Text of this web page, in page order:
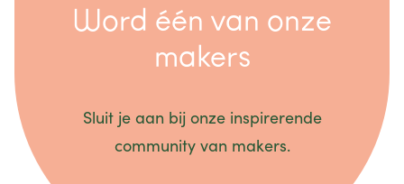
Word één van onze
makers
Sluit je aan bij onze inspirerende
community van makers.